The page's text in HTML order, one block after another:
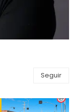
Seguir